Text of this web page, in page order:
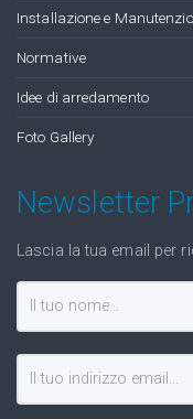
Installazione e
Normative
Idee di arredamento
Foto Gallery
Newsletter
Lascia la tua email per